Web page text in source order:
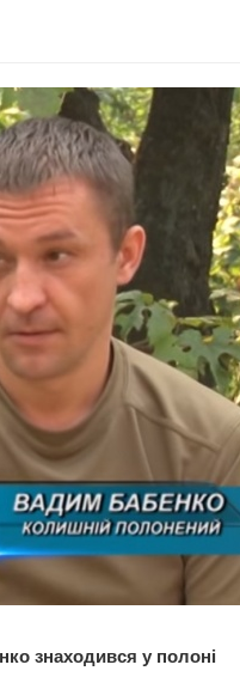
знаходився у полоні